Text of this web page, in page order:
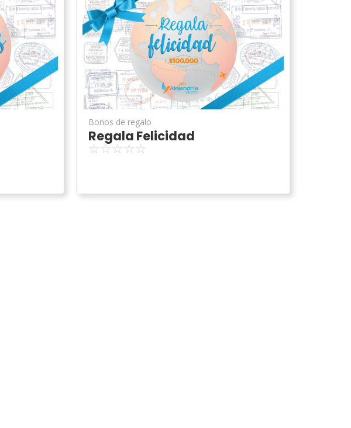
Bonos de regalo
Regala Felicidad
☆☆☆☆☆